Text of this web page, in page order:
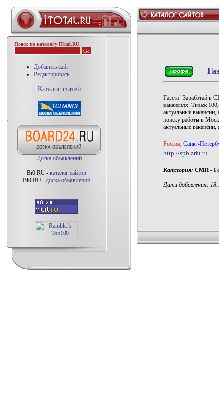
Поиск по каталогу iTotal.RU
Добавить сайт
Редактировать
Каталог статей
Доска объявлений
Bi0.RU - каталог сайтов
Bi0.RU - доска объявлений
Газета "Заработай в
вакансиях. Тираж
актуальные
поиску работы в
актуальные
Россия, Санкт-
http://spb.zrbt.ru
Категория: СМИ -
Дата добавления: